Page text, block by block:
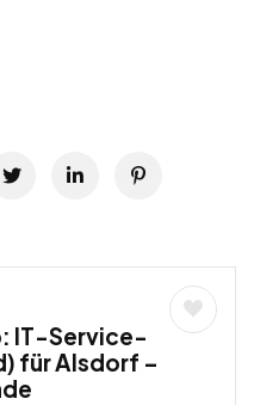
IT-Service-
für Alsdorf –